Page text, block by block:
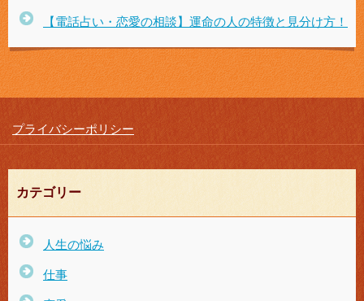
【電話占い・恋愛の相談】運命の人の特徴と見分け方！
プライバシーポリシー
カテゴリー
人生の悩み
仕事